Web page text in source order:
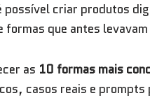
possível criar produtos
formas que antes
as 10 formas mais
casos reais e prompts